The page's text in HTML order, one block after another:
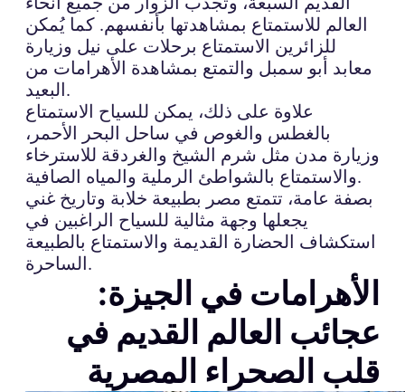
العالم للاستمتاع بمشاهدتها بأنفسهم. كما يُمكن
للزائرين الاستمتاع برحلات على نيل وزيارة
معابد أبو سمبل والتمتع بمشاهدة الأهرامات من
البعيد.
علاوة على ذلك، يمكن للسياح الاستمتاع
بالغطس والغوص في ساحل البحر الأحمر،
وزيارة مدن مثل شرم الشيخ والغردقة للاسترخاء
والاستمتاع بالشواطئ الرملية والمياه الصافية.
بصفة عامة، تتمتع مصر بطبيعة خلابة وتاريخ غني
يجعلها وجهة مثالية للسياح الراغبين في
استكشاف الحضارة القديمة والاستمتاع بالطبيعة
الساحرة.
الأهرامات في الجيزة:
عجائب العالم القديم في
قلب الصحراء المصرية